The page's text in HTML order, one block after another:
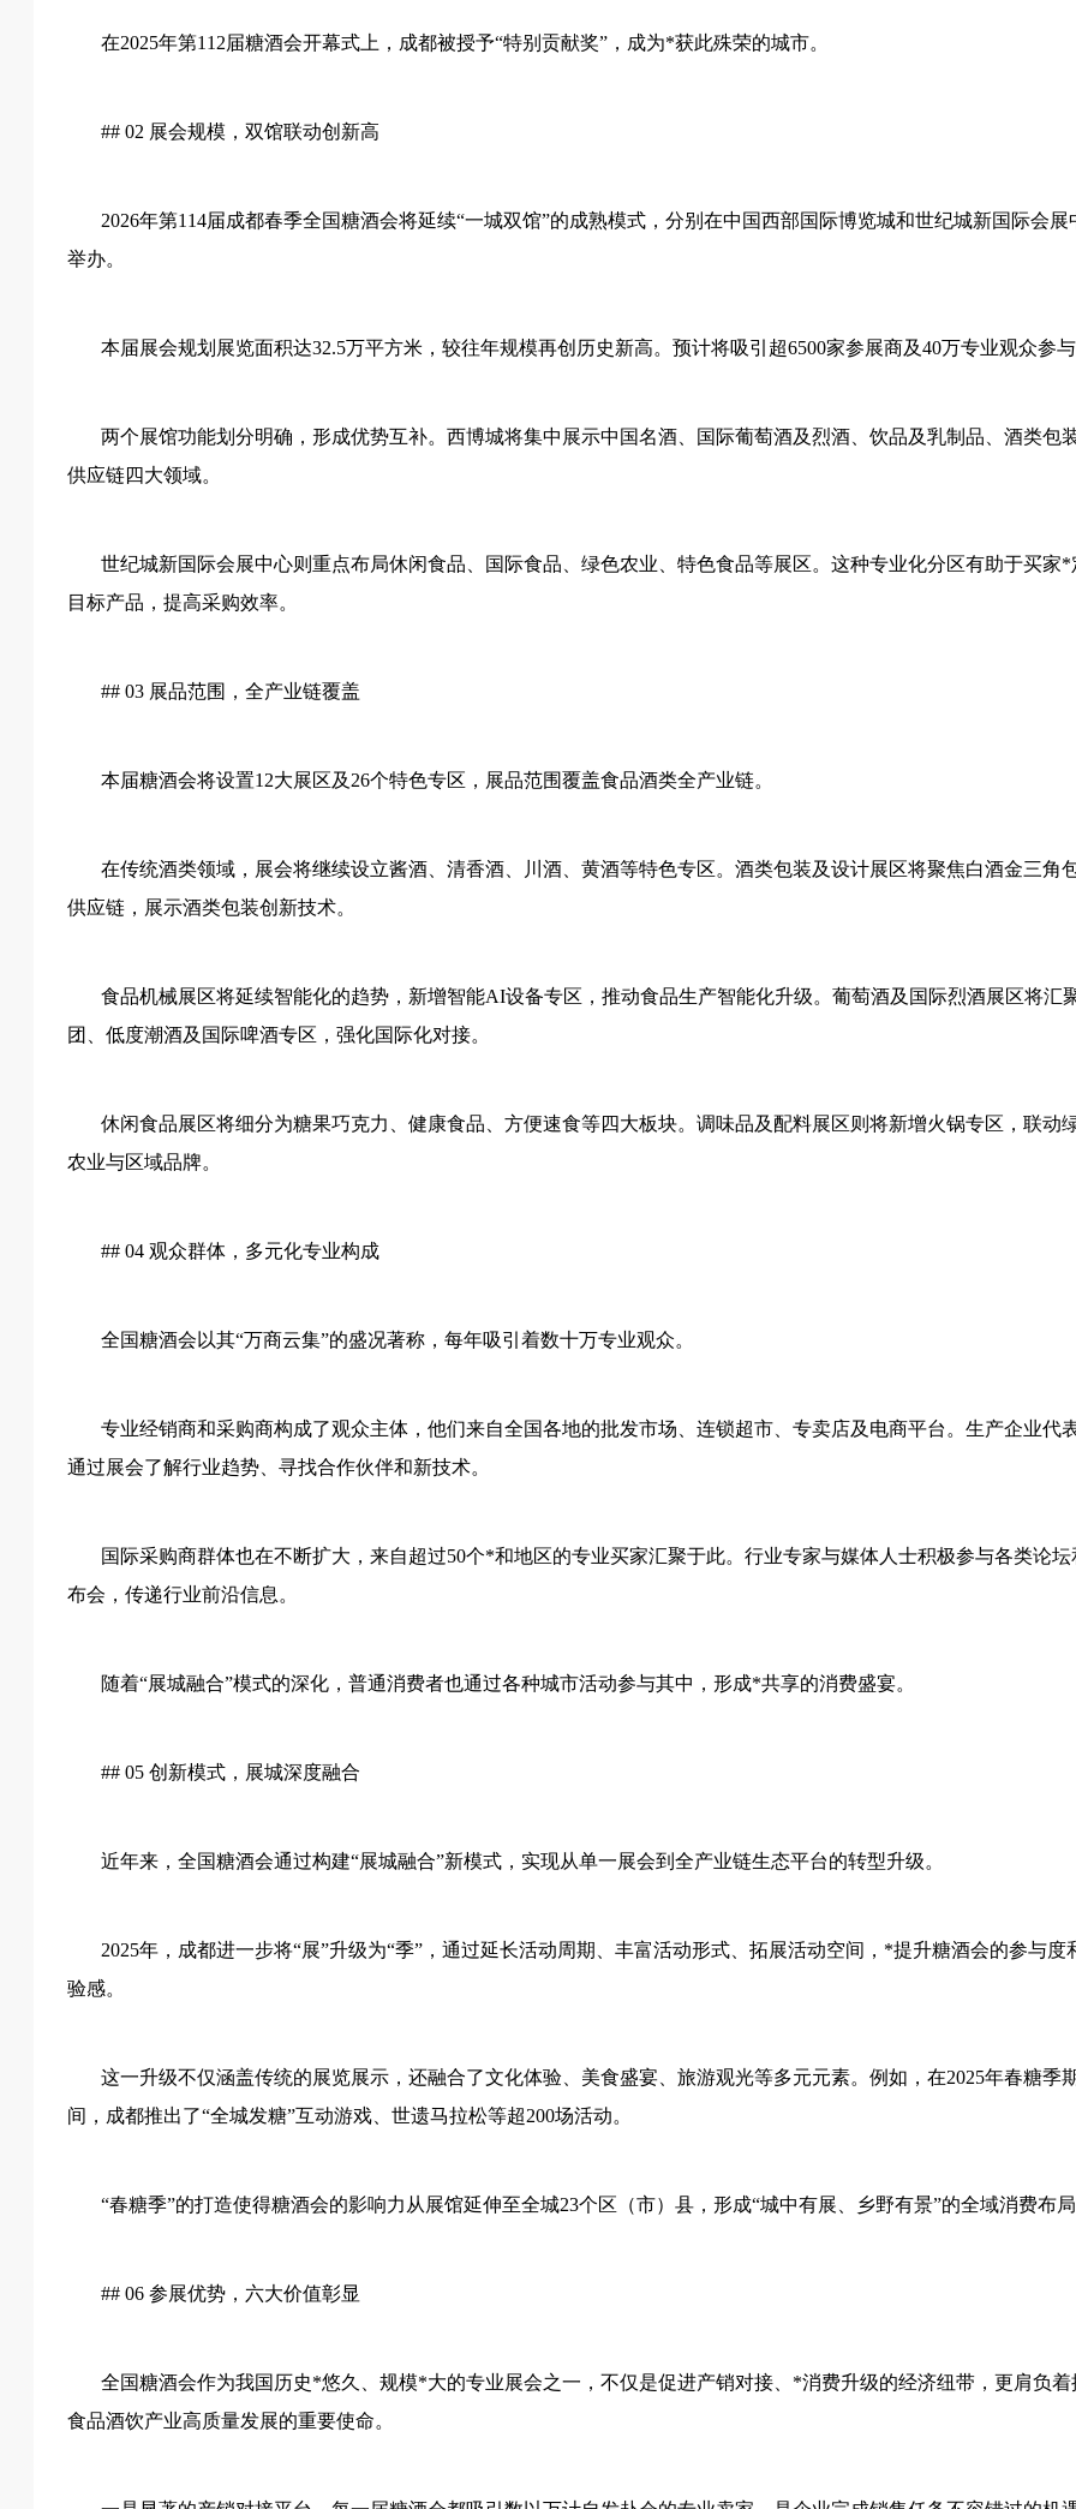
在2025年第112届糖酒会开幕式上，成都被授予“特别贡献奖”，成为*获此殊荣的城市。
## 02 展会规模，双馆联动创新高
2026年第114届成都春季全国糖酒会将延续“一城双馆”的成熟模式，分别在中国西部国际博览城和世纪城新国际会展
举办。
本届展会规划展览面积达32.5万平方米，较往年规模再创历史新高。预计将吸引超6500家参展商及40万专业观众参与
两个展馆功能划分明确，形成优势互补。西博城将集中展示中国名酒、国际葡萄酒及烈酒、饮品及乳制品、酒类包
供应链四大领域。
世纪城新国际会展中心则重点布局休闲食品、国际食品、绿色农业、特色食品等展区。这种专业化分区有助于买家*
目标产品，提高采购效率。
## 03 展品范围，全产业链覆盖
本届糖酒会将设置12大展区及26个特色专区，展品范围覆盖食品酒类全产业链。
在传统酒类领域，展会将继续设立酱酒、清香酒、川酒、黄酒等特色专区。酒类包装及设计展区将聚焦白酒金三角
供应链，展示酒类包装创新技术。
食品机械展区将延续智能化的趋势，新增智能AI设备专区，推动食品生产智能化升级。葡萄酒及国际烈酒展区将汇
团、低度潮酒及国际啤酒专区，强化国际化对接。
休闲食品展区将细分为糖果巧克力、健康食品、方便速食等四大板块。调味品及配料展区则将新增火锅专区，联动
农业与区域品牌。
## 04 观众群体，多元化专业构成
全国糖酒会以其“万商云集”的盛况著称，每年吸引着数十万专业观众。
专业经销商和采购商构成了观众主体，他们来自全国各地的批发市场、连锁超市、专卖店及电商平台。生产企业代
通过展会了解行业趋势、寻找合作伙伴和新技术。
国际采购商群体也在不断扩大，来自超过50个*和地区的专业买家汇聚于此。行业专家与媒体人士积极参与各类论坛
布会，传递行业前沿信息。
随着“展城融合”模式的深化，普通消费者也通过各种城市活动参与其中，形成*共享的消费盛宴。
## 05 创新模式，展城深度融合
近年来，全国糖酒会通过构建“展城融合”新模式，实现从单一展会到全产业链生态平台的转型升级。
2025年，成都进一步将“展”升级为“季”，通过延长活动周期、丰富活动形式、拓展活动空间，*提升糖酒会的参与度
验感。
这一升级不仅涵盖传统的展览展示，还融合了文化体验、美食盛宴、旅游观光等多元元素。例如，在2025年春糖季
间，成都推出了“全城发糖”互动游戏、世遗马拉松等超200场活动。
“春糖季”的打造使得糖酒会的影响力从展馆延伸至全城23个区（市）县，形成“城中有展、乡野有景”的全域消费布局
## 06 参展优势，六大价值彰显
全国糖酒会作为我国历史*悠久、规模*大的专业展会之一，不仅是促进产销对接、*消费升级的经济纽带，更肩负着
食品酒饮产业高质量发展的重要使命。